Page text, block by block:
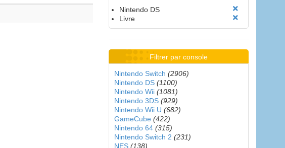
Nintendo DS
Livre
Filtrer par console
Nintendo Switch (2906)
Nintendo DS (1100)
Nintendo Wii (1081)
Nintendo 3DS (929)
Nintendo Wii U (682)
GameCube (422)
Nintendo 64 (315)
Nintendo Switch 2 (231)
NES (138)